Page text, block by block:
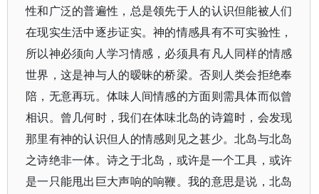
性和广泛的普遍性，总是领先于人的认识但能被人们
在现实生活中逐步证实。神的情感具有不可实验性，
所以神必须向人学习情感，必须具有凡人同样的情感
世界，这是神与人的暧昧的桥梁。否则人类会拒绝奉
陪，无意再玩。体味人间情感的方面则需具体而似曾
相识。曾几何时，我们在体味北岛的诗篇时，会发现
那里有神的认识但人的情感则见之甚少。北岛与北岛
之诗绝非一体。诗之于北岛，或许是一个工具，或许
是一只能甩出巨大声响的响鞭。我的意思是说，北岛